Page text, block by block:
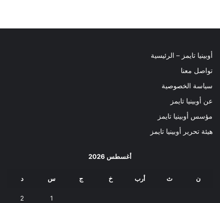
أوبينيا تايمز – الرئيسية
تواصل معنا
سياسة الخصوصية
عن أوبينيا تايمز
مؤسس أوبينيا تايمز
هيئة تحرير أوبينيا تايمز
أغسطس 2026
ن ث أرب خ ج س د
1
2